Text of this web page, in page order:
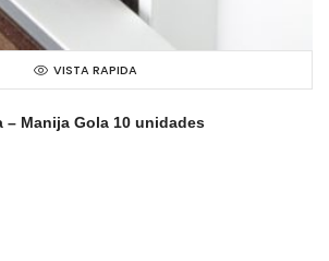
VISTA RAPIDA
– Manija Gola 10 unidades